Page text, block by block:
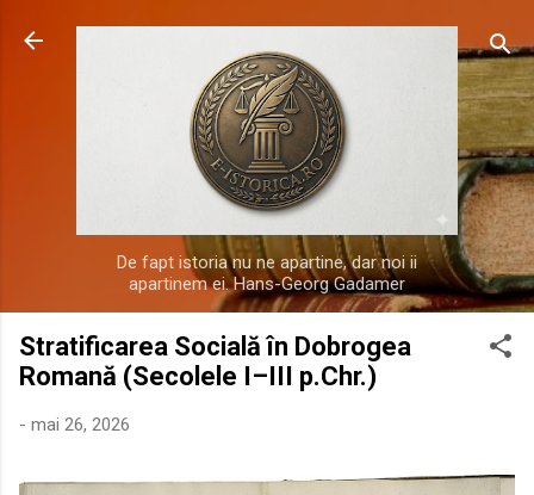
Treceți la conținutul principal
De fapt istoria nu ne apartine, dar noi ii
apartinem ei. Hans-Georg Gadamer
Stratificarea Socială în Dobrogea
Romană (Secolele I–III p.Chr.)
- mai 26, 2026